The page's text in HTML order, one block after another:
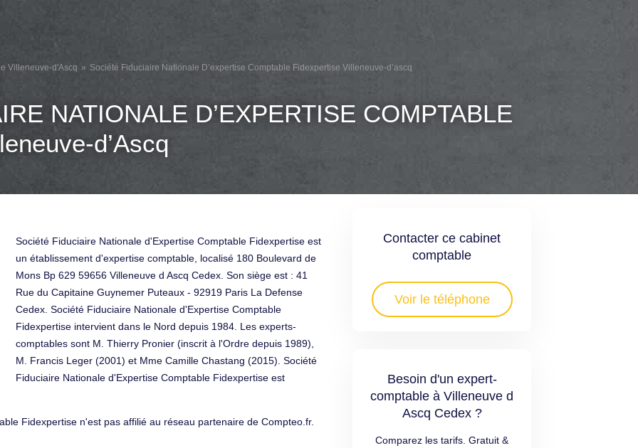
Villeneuve-d'Ascq Société Fiduciaire Nationale D’expertise Comptable Fidexpertise Villeneuve-d’ascq
NATIONALE D’EXPERTISE COMPTABLE
d’Ascq
Contacter ce cabinet
comptable
Voir le téléphone
Besoin d'un expert-
comptable à Villeneuve d
Ascq Cedex ?
Comparez les tarifs. Gratuit &
Société Fiduciaire Nationale d'Expertise Comptable Fidexpertise est
un établissement d'expertise comptable, localisé 180 Boulevard de
Mons Bp 629 59656 Villeneuve d Ascq Cedex. Son siège est : 41
Rue du Capitaine Guynemer Puteaux - 92919 Paris La Defense
Cedex. Société Fiduciaire Nationale d'Expertise Comptable
Fidexpertise intervient dans le Nord depuis 1984. Les experts-
comptables sont M. Thierry Pronier (inscrit à l'Ordre depuis 1989),
M. Francis Leger (2001) et Mme Camille Chastang (2015). Société
Fiduciaire Nationale d'Expertise Comptable Fidexpertise est
Fidexpertise n'est pas affilié au réseau partenaire de Compteo.fr.